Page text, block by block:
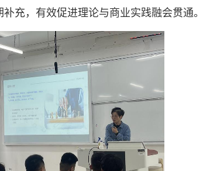
充，有效促进理论与商业实践融会贯通。